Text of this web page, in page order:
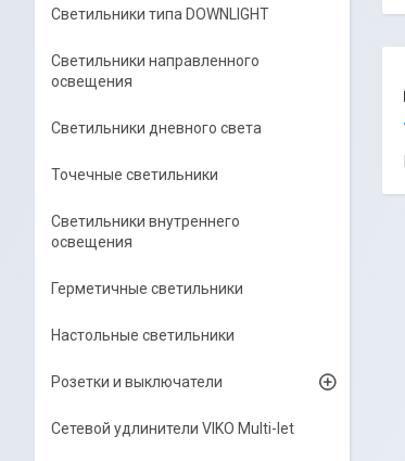
Светильники типа DOWNLIGHT
Светильники направленного
освещения
Светильники дневного света
Точечные светильники
Светильники внутреннего
освещения
Герметичные светильники
Настольные светильники
Розетки и выключатели
Сетевой удлинители VIKO Multi-let